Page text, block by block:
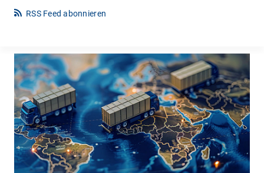
RSS Feed abonnieren